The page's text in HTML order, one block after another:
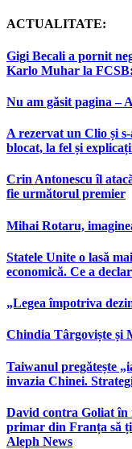
ACTUALITATE:
Gigi Becali a pornit
Karlo Muhar la
Nu am găsit pagina –
A rezervat un Clio și
blocat, la fel și
Crin Antonescu îl
fie următorul premier
Mihai Rotaru,
Statele Unite o lasă
economică. Ce a
„Legea împotriva
Chindia Târgoviște și
Taiwanul pregătește
invazia Chinei.
David contra Goliat în
primar din Franța să
Aleph News